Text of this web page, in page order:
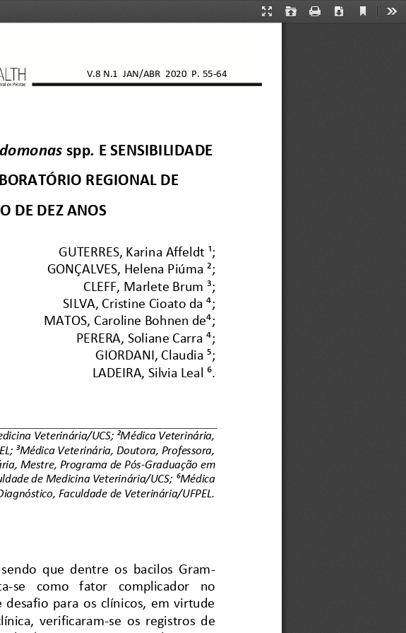
Presentation
Open Print Download
Current
V.8 N.1  JAN/ABR  2020  P. 55-64
spp. E SENSIBILIDADE
REGIONAL DE
DE DEZ ANOS
GUTERRES, Karina Affeldt ¹;
GONÇALVES, Helena Piúma ²;
CLEFF, Marlete Brum ³;
SILVA, Cristine Cioato da ⁴;
MATOS, Caroline Bohnen de⁴;
PERERA, Soliane Carra ⁴;
GIORDANI, Claudia ⁵;
LADEIRA, Silvia Leal ⁶.
Veterinária/UCS; ²Médica Veterinária,
³Médica Veterinária, Doutora, Professora,
Mestre, Programa de Pós-Graduação em
de Medicina Veterinária/UCS; ⁶Médica
Faculdade de Veterinária/UFPEL.
que  dentre  os  bacilos  Gram-
-se   como   fator   complicador   no
desafio  para  os  clínicos,  em  virtude
verificaram-se  os  registros  de